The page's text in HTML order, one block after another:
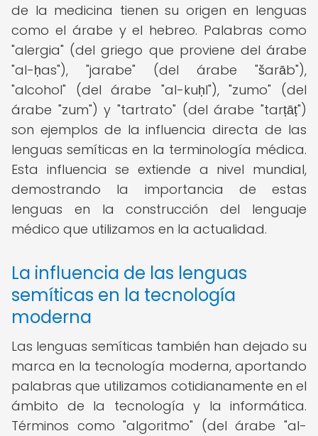
de la medicina tienen su origen en lenguas
como el árabe y el hebreo. Palabras como
"alergia" (del griego que proviene del árabe
"al-ḥas"), "jarabe" (del árabe "šarāb"),
"alcohol" (del árabe "al-kuḥl"), "zumo" (del
árabe "zum") y "tartrato" (del árabe "tarṭāṭ")
son ejemplos de la influencia directa de las
lenguas semíticas en la terminología médica.
Esta influencia se extiende a nivel mundial,
demostrando la importancia de estas
lenguas en la construcción del lenguaje
médico que utilizamos en la actualidad.
La influencia de las lenguas
semíticas en la tecnología
moderna
Las lenguas semíticas también han dejado su
marca en la tecnología moderna, aportando
palabras que utilizamos cotidianamente en el
ámbito de la tecnología y la informática.
Términos como "algoritmo" (del árabe "al-